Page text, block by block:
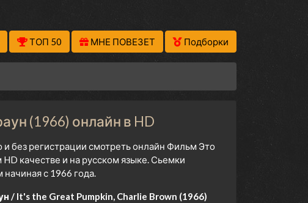
ТОП 50 МНЕ ПОВЕЗЕТ Подборки
(1966) онлайн в HD
без регистрации смотреть онлайн Фильм Это
качестве и на русском языке. Сьемки
с 1966 года.
/ It's the Great Pumpkin, Charlie Brown (1966)